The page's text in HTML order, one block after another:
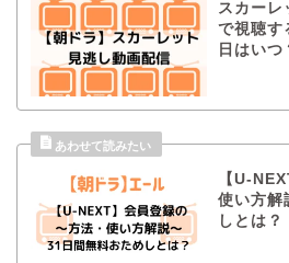
スカーレ
で視聴す
日はいつ
【U-
使い方解
しとは？